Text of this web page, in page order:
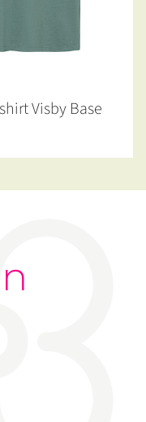
Visby Base